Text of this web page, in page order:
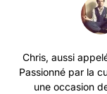
Chris, aussi
Passionné par la
une occasion